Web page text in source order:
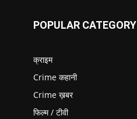
POPULAR CATEGORY
क्राइम
Crime कहानी
Crime ख़बर
फिल्म / टीवी